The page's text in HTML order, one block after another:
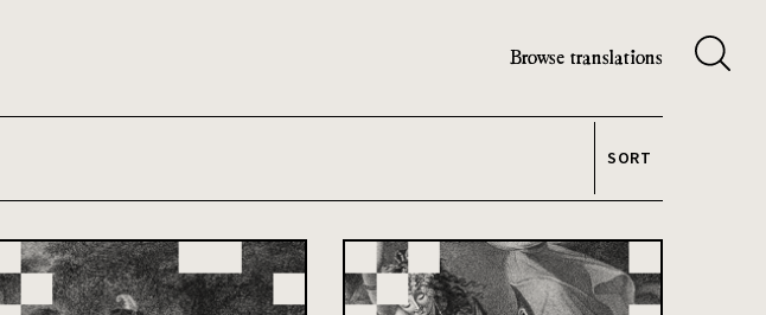
Browse translations
SORT